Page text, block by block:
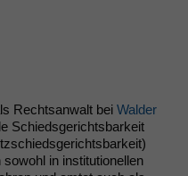
Rechtsanwalt bei Walder
Schiedsgerichtsbarkeit
in institutionellen